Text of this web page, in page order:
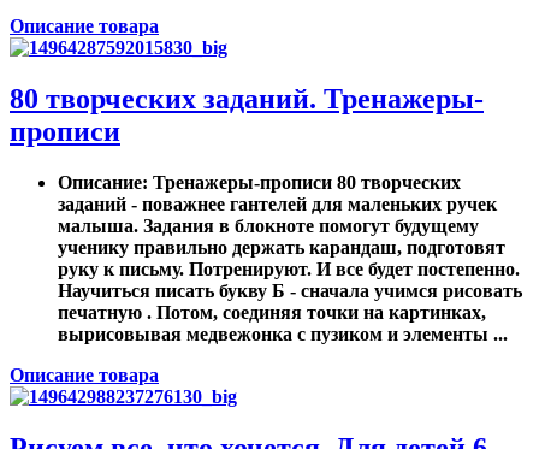
Описание товара
80 творческих заданий. Тренажеры-
прописи
Описание: Тренажеры-прописи 80 творческих
заданий - поважнее гантелей для маленьких ручек
малыша. Задания в блокноте помогут будущему
ученику правильно держать карандаш, подготовят
руку к письму. Потренируют. И все будет постепенно.
Научиться писать букву Б - сначала учимся рисовать
печатную . Потом, соединяя точки на картинках,
вырисовывая медвежонка с пузиком и элементы ...
Описание товара